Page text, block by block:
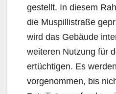
gestellt. In diesem
die Muspillistraße
wird das Gebäude
weiteren Nutzung für
ertüchtigen. Es
vorgenommen, bis